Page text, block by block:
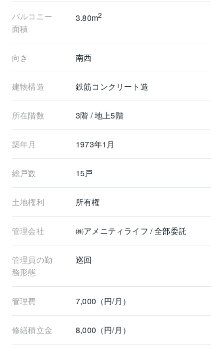
バルコニー
面積
3.80m2
向き 南西
建物構造 鉄筋コンクリート造
所在階数 3階 / 地上5階
築年月 1973年1月
総戸数 15戸
土地権利 所有権
管理会社 ㈱アメニティライフ / 全部委託
管理員の勤
務形態
巡回
管理費 7,000（円/月）
修繕積立金 8,000（円/月）